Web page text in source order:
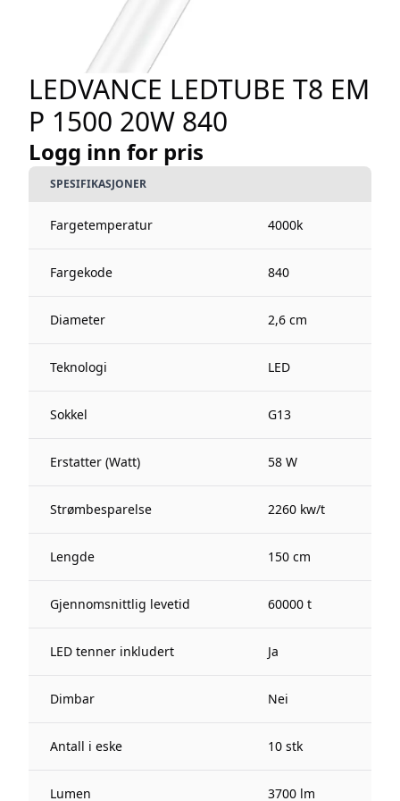
LEDVANCE LEDTUBE T8 EM
P 1500 20W 840
Logg inn for pris
SPESIFIKASJONER
Fargetemperatur 4000k
Fargekode 840
Diameter 2,6 cm
Teknologi LED
Sokkel G13
Erstatter (Watt) 58 W
Strømbesparelse 2260 kw/t
Lengde 150 cm
Gjennomsnittlig levetid 60000 t
LED tenner inkludert Ja
Dimbar Nei
Antall i eske 10 stk
Lumen 3700 lm